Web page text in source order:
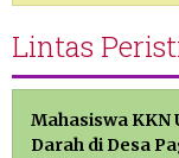
Lintas
Mahasiswa KKN
Darah di Desa